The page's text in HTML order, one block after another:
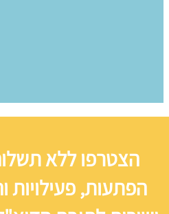
הצטרפו ללא
הפתעות, פעילויות